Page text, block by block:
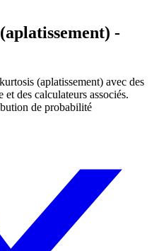
-
(aplatissement) avec des
des calculateurs associés.
de probabilité